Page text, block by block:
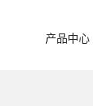
产品中心